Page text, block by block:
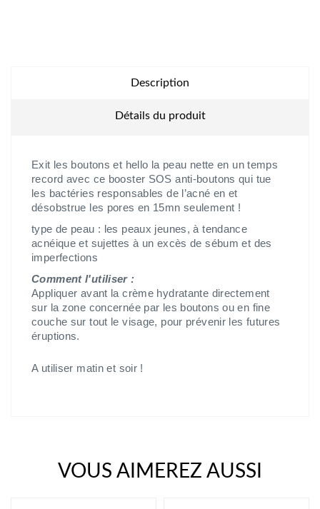
Description
Détails du produit
Exit les boutons et hello la peau nette en un temps
record avec ce booster SOS anti-boutons qui tue
les bactéries responsables de l’acné en et
désobstrue les pores en 15mn seulement !
type de peau : les peaux jeunes, à tendance
acnéique et sujettes à un excès de sébum et des
imperfections
Comment l'utiliser :
Appliquer avant la crème hydratante directement
sur la zone concernée par les boutons ou en fine
couche sur tout le visage, pour prévenir les futures
éruptions.
A utiliser matin et soir !
VOUS AIMEREZ AUSSI